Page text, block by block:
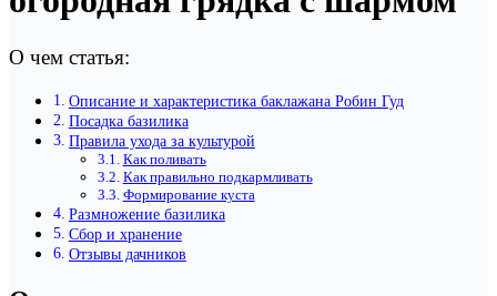
О чем статья:
Описание и характеристика баклажана Робин Гуд
Посадка базилика
Правила ухода за культурой
Как поливать
Как правильно подкармливать
Формирование куста
Размножение базилика
Сбор и хранение
Отзывы дачников